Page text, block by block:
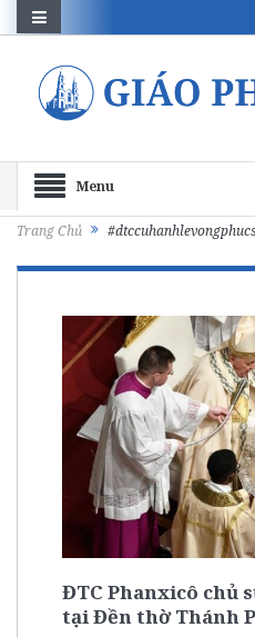
Menu
Trang Chủ
ĐTC Phanxicô chủ
tại Đền thờ Thánh